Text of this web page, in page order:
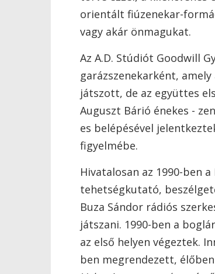
orientált fiúzenekar-
vagy akár önmagukat.
Az A.D. Stúdiót Goodwill
garázszenekarként,
játszott, de az együttes
Auguszt Bárió énekes -
es belépésével
figyelmébe.
Hivatalosan az 1990-ben
tehetségkutató,
Buza Sándor rádiós
játszani. 1990-ben a
az első helyen végeztek.
ben megrendezett,